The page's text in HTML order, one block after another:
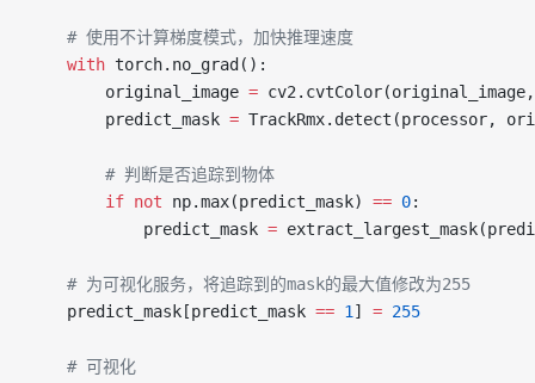
    # 使用不计算梯度模式，加快推理速度
    with
torch.no_grad():
        original_image
=
        predict_mask
= TrackRmx.detect(processor,
        # 判断是否追踪到物体
        if
not np.max(predict_mask) == 0:
            predict_mask
=
    # 为可视化服务，将追踪到的mask的最大值修改为255
    predict_mask[predict_mask
== 1 ] = 255
    # 可视化